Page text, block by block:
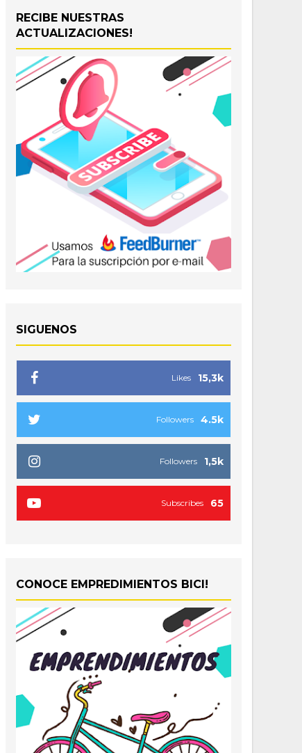
RECIBE NUESTRAS
ACTUALIZACIONES!
SIGUENOS
15,3k
Likes
4.5k
Followers
1,5k
Followers
65
Subscribes
CONOCE EMPREDIMIENTOS BICI!